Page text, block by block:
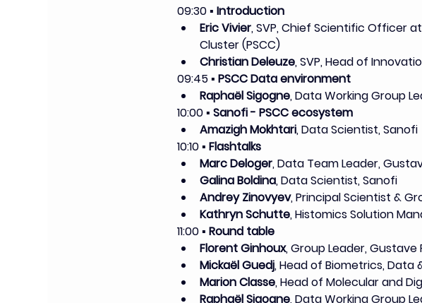
09:30 ▪ Introduction
Eric Vivier, SVP, Chief Scientific Officer
Cluster (PSCC)
Christian Deleuze, SVP, Head of
09:45 ▪ PSCC Data environment
Raphaël Sigogne, Data Working Group
10:00 ▪ Sanofi - PSCC ecosystem
Amazigh Mokhtari, Data Scientist, Sanofi
10:10 ▪ Flashtalks
Marc Deloger, Data Team Leader,
Galina Boldina, Data Scientist, Sanofi
Andrey Zinovyev, Principal Scientist &
Kathryn Schutte, Histomics Solution
11:00 ▪ Round table
Florent Ginhoux, Group Leader, Gustave
Mickaël Guedj, Head of Biometrics, Data
Marion Classe, Head of Molecular and
Raphaël Sigogne, Data Working Group